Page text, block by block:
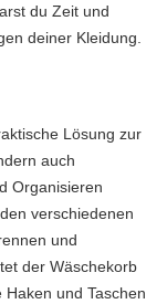
du Zeit und
deiner Kleidung.
Lösung zur
auch
Organisieren
verschiedenen
und
der Wäschekorb
und Taschen